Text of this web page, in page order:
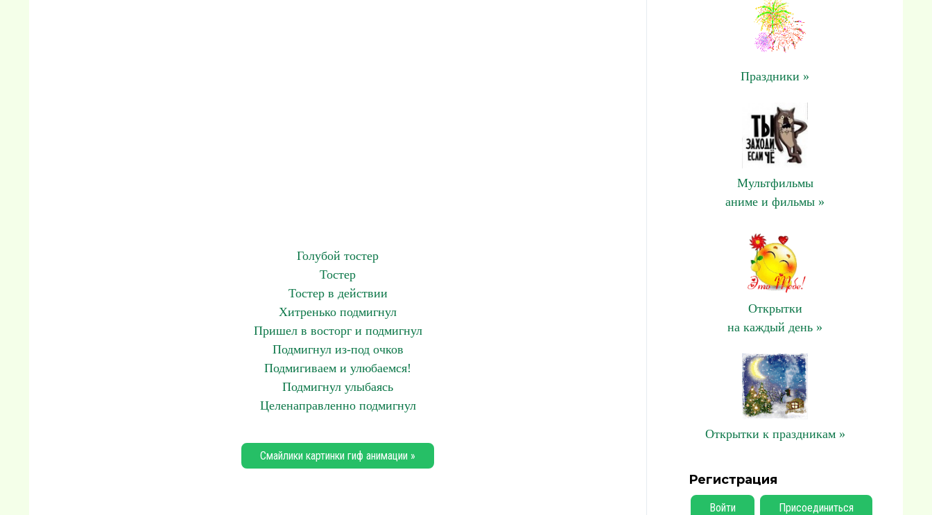
Голубой тостер
Тостер
Тостер в действии
Хитренько подмигнул
Пришел в восторг и подмигнул
Подмигнул из-под очков
Подмигиваем и улюбаемся!
Подмигнул улыбаясь
Целенаправленно подмигнул
Смайлики картинки гиф анимации »
Праздники »
Мультфильмы
аниме и фильмы »
Открытки
на каждый день »
Открытки к праздникам »
Регистрация
Войти Присоединиться